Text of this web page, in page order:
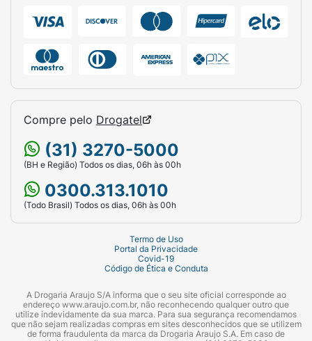
Compre pelo Drogatel
(31) 3270-5000
(BH e Região) Todos os dias, 06h às 00h
0300.313.1010
(Todo Brasil) Todos os dias, 06h às 00h
Termo de Uso
Portal da Privacidade
Covid-19
Código de Ética e Conduta
A Drogaria Araujo S/A informa que o seu site oficial corresponde ao
endereço www.araujo.com.br, não reconhecendo qualquer outro que
utilize indevidamente da sua marca. Para sua segurança recomendamos
que não sejam realizadas compras em sites desconhecidos que se utilizem
de forma fraudulenta da marca da Drogaria Araujo S.A. Em caso de